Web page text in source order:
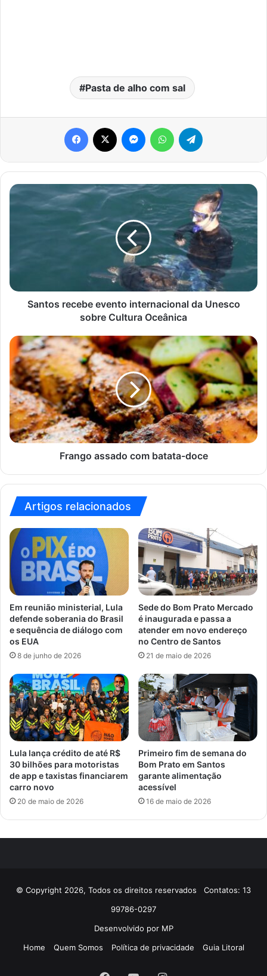
Pasta de alho com sal
Facebook MessengerWhatsApp
Santos
Oceânica
Santos recebe evento internacional da Unesco
sobre Cultura Oceânica
Frango
assado
com
batata-
doce
Frango assado com batata-doce
Artigos relacionados
Em reunião ministerial, Lula
defende soberania do Brasil
e sequência de diálogo com
os EUA
8 de junho de 2026
Sede do Bom Prato Mercado
é inaugurada e passa a
atender em novo endereço
no Centro de Santos
21 de maio de 2026
Lula lança crédito de até R$
30 bilhões para motoristas
de app e taxistas financiarem
carro novo
20 de maio de 2026
Primeiro fim de semana do
Bom Prato em Santos
garante alimentação
acessível
16 de maio de 2026
© Copyright 2026, Todos os direitos reservados Contatos: 13
99786-0297
Desenvolvido por MP
Home
Quem Somos Política de privacidade Guia Litoral